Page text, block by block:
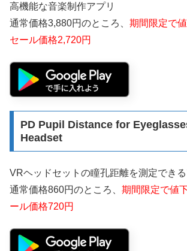
高機能な音楽制作アプリ
通常価格3,880円のところ、 期間限定で
セール価格2,720円
PD Pupil Distance for
Headset
VRヘッドセットの瞳孔距離を測定できる
通常価格860円のところ、 期間限定で値
ール価格720円